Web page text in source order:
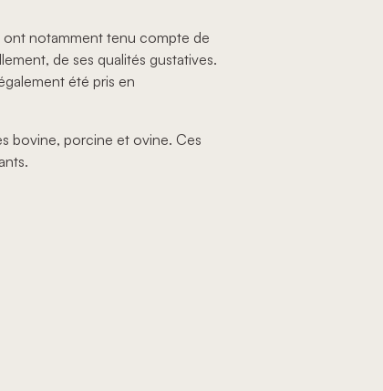
ont notamment tenu compte de
de ses qualités gustatives.
été pris en
bovine, porcine et ovine. Ces